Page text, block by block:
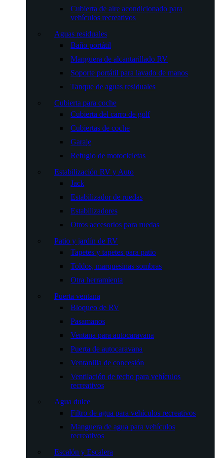
Cubierta de aire acondicionado para
vehículos recreativos
Aguas residuales
Baño portátil
Manguera de alcantarillado RV
Soporte portátil para lavado de manos
Tanque de aguas residuales
Cubierta para coche
Cubierta del carro de golf
Cubiertas de coche
Garaje
Refugio de motocicletas
Estabilización RV y Auto
Jack
Estabilizador de ruedas
Estabilizadores
Otros accesorios para ruedas
Patio y jardín de RV
Tapetes y tapetes para patio
Toldos, marquesinas sombras
Otra herramienta
Puerta ventana
Bloqueo de RV
Pasamanos
Ventana para autocaravana
Puerta de autocaravana
Ventanilla de concesión
Ventilación de techo para vehículos
recreativos
Agua dulce
Filtro de agua para vehículos recreativos
Manguera de agua para vehículos
recreativos
Escalón y Escalera